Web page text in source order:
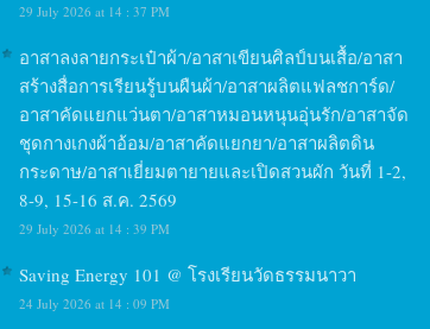
29 July 2026 at 14 : 37 PM
อาสาลงลายกระเป๋าผ้า/อาสาเขียนศิลป์บนเสื้อ/อาสา
สร้างสื่อการเรียนรู้บนผืนผ้า/อาสาผลิตแฟลชการ์ด/
อาสาคัดแยกแว่นตา/อาสาหมอนหนุนอุ่นรัก/อาสาจัด
ชุดกางเกงผ้าอ้อม/อาสาคัดแยกยา/อาสาผลิตดิน
กระดาษ/อาสาเยี่ยมตายายและเปิดสวนผัก วันที่ 1-2,
8-9, 15-16 ส.ค. 2569
29 July 2026 at 14 : 39 PM
Saving Energy 101 @ โรงเรียนวัดธรรมนาวา
24 July 2026 at 14 : 09 PM